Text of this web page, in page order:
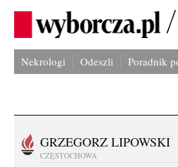
Nekrologi Odeszli Poradnik
GRZEGORZ LIPOWSKI
CZĘSTOCHOWA